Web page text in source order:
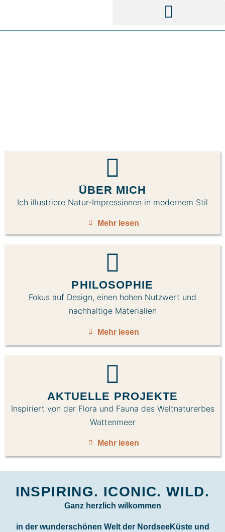
ÜBER MICH
Ich illustriere Natur-Impressionen in modernem Stil
Mehr lesen
PHILOSOPHIE
Fokus auf Design, einen hohen Nutzwert und
nachhaltige Materialien
Mehr lesen
AKTUELLE PROJEKTE
Inspiriert von der Flora und Fauna des Weltnaturerbes
Wattenmeer
Mehr lesen
INSPIRING. ICONIC. WILD.
Ganz herzlich wilkommen
in der wunderschönen Welt der NordseeKüste und